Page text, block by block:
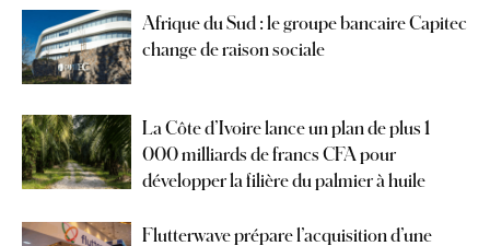
Afrique du Sud : le groupe bancaire Capitec
change de raison sociale
La Côte d’Ivoire lance un plan de plus 1
000 milliards de francs CFA pour
développer la filière du palmier à huile
Flutterwave prépare l’acquisition d’une